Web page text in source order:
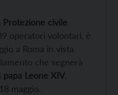
Protezione civile
operatori volontari, è
a Roma in vista
che segnerà
papa Leone XIV
maggio.